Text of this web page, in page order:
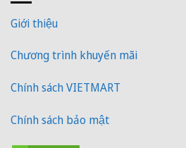
Giới thiệu
Chương trình khuyến mãi
Chính sách VIETMART
Chính sách bảo mật